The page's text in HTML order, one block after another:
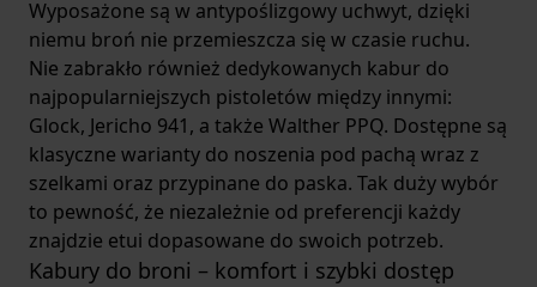
Wyposażone są w antypoślizgowy uchwyt, dzięki
niemu broń nie przemieszcza się w czasie ruchu.
Nie zabrakło również dedykowanych kabur do
najpopularniejszych pistoletów między innymi:
Glock, Jericho 941, a także Walther PPQ. Dostępne są
klasyczne warianty do noszenia pod pachą wraz z
szelkami oraz przypinane do paska. Tak duży wybór
to pewność, że niezależnie od preferencji każdy
znajdzie etui dopasowane do swoich potrzeb.
Kabury do broni – komfort i szybki dostęp